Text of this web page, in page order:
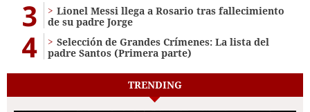
3
Lionel Messi llega a Rosario tras fallecimiento
de su padre Jorge
4
Selección de Grandes Crímenes: La lista del
padre Santos (Primera parte)
TRENDING